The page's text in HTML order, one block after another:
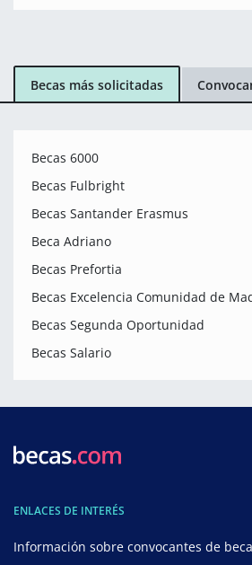
Becas más solicitadas
Becas 6000
Becas Fulbright
Becas Santander Erasmus
Beca Adriano
Becas Prefortia
Becas Excelencia Comunidad de
Becas Segunda Oportunidad
Becas Salario
ENLACES DE INTERÉS
Información sobre convocantes de